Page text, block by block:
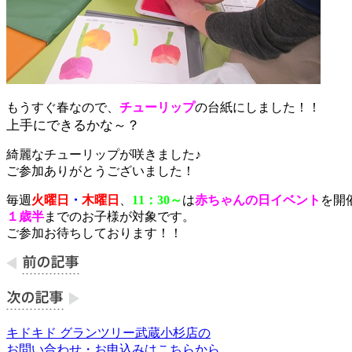
もうすぐ春なので、 チューリップの台紙にしました！！
上手にできるかな～？
綺麗なチューリップが咲きました♪
ご参加ありがとうございました！
毎週火曜日 ・ 木曜日 、 11：30～は赤ちゃんの日イベント を開
１歳半までのお子様が対象です。
ご参加お待ちしております！！
キドキド グランツリー武蔵小杉店の